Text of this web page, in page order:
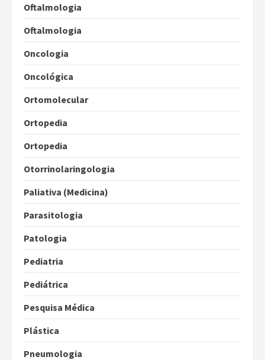
Oftalmologia
Oftalmologia
Oncologia
Oncológica
Ortomolecular
Ortopedia
Ortopedia
Otorrinolaringologia
Paliativa (Medicina)
Parasitologia
Patologia
Pediatria
Pediátrica
Pesquisa Médica
Plástica
Pneumologia